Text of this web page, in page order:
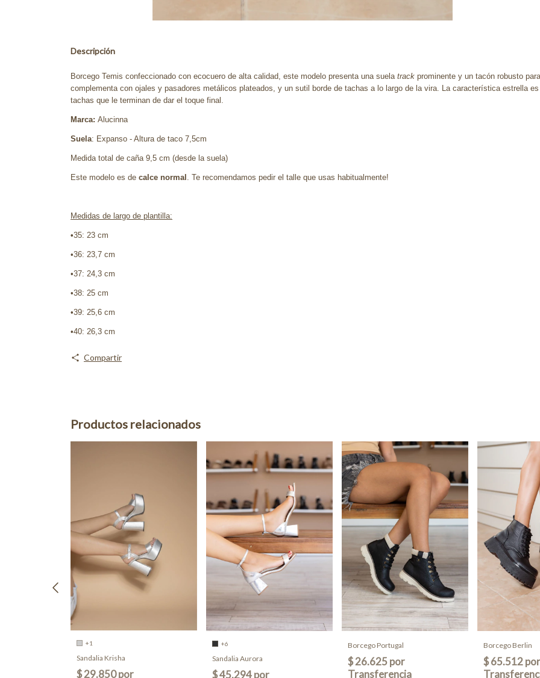
Descripción
Borcego Temis confeccionado con ecocuero de alta calidad, este modelo presenta una suela track prominente y un tacón robusto
complementa con ojales y pasadores metálicos plateados, y un sutil borde de tachas a lo largo de la vira. La característica estrella
tachas que le terminan de dar el toque final.
Marca: Alucinna
Suela: Expanso - Altura de taco 7,5cm
Medida total de caña 9,5 cm (desde la suela)
Este modelo es de calce normal . Te recomendamos pedir el talle que usas habitualmente!
Medidas de largo de plantilla:
•35: 23 cm
•36: 23,7 cm
•37: 24,3 cm
•38: 25 cm
•39: 25,6 cm
•40: 26,3 cm
Compartir
Productos relacionados
+1
Sandalia Krisha
+6
Sandalia Aurora
Borcego Portugal Borcego Berlin